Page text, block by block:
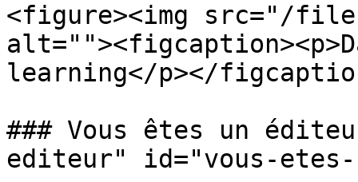
<figure><img src="/files/
learning</p></
### Vous êtes un
editeur" id="vous-